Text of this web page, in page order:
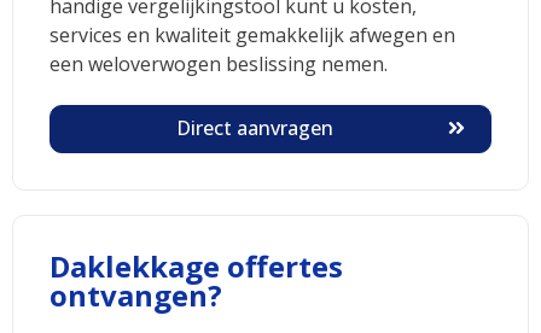
handige vergelijkingstool kunt u kosten,
services en kwaliteit gemakkelijk afwegen en
een weloverwogen beslissing nemen.
Direct aanvragen
Daklekkage offertes
ontvangen?